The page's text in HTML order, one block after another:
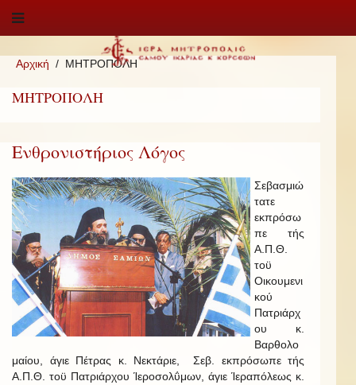
Αρχική ΜΗΤΡΟΠΟΛΗ
ΜΗΤΡΟΠΟΛΗ
Ενθρονιστήριος Λόγος
Σεβασμιώ
τατε
εκπρόσω
πε τής
Α.Π.Θ.
τοϋ
Οικουμενι
κού
Πατριάρχ
ου κ.
Βαρθολο
μαίου, άγιε Πέτρας κ. Νεκτάριε, Σεβ. εκπρόσωπε τής
Α.Π.Θ. τοϋ Πατριάρχου Ίεροσολΰμων, άγιε Ίεραπόλεως κ.